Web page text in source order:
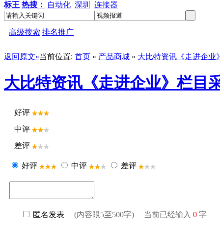
标王 热搜： 自动化 深圳 连接器
高级搜索 排名推广
返回原文»当前位置: 首页 » 产品商城 » 大比特资讯《走进企业
大比特资讯《走进企业》栏目
好评
中评
差评
好评 中评 差评
匿名发表 (内容限5至500字) 当前已经输入 0 字